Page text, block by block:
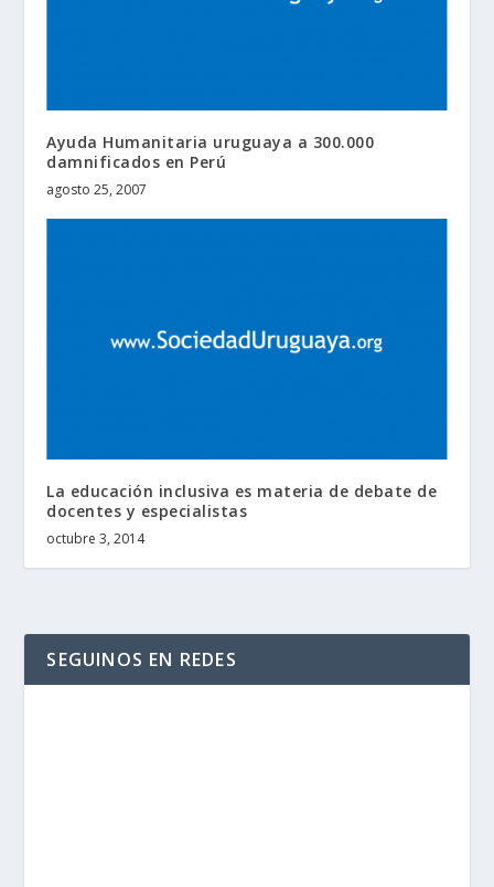
Ayuda Humanitaria uruguaya a 300.000
damnificados en Perú
agosto 25, 2007
La educación inclusiva es materia de debate de
docentes y especialistas
octubre 3, 2014
SEGUINOS EN REDES